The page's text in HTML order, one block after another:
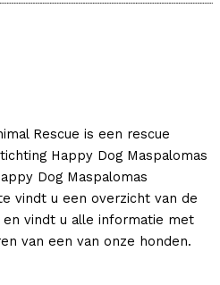
Rescue is een rescue
Happy Dog Maspalomas
Dog Maspalomas
vindt u een overzicht van de
vindt u alle informatie met
van een van onze honden.